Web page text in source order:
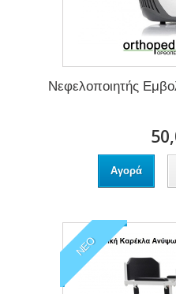
Νεφελοποιητής
Αγορά
ΝΈΟ